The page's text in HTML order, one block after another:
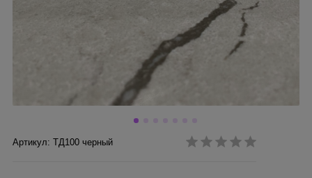
Артикул: ТД100 черный